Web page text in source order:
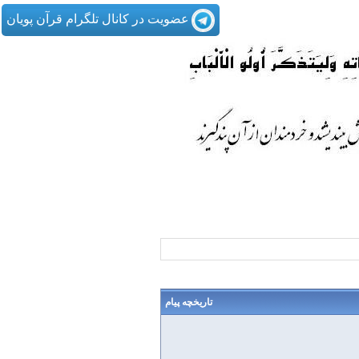
عضویت در کانال تلگرام قرآن پویان
تاریخچه پیام